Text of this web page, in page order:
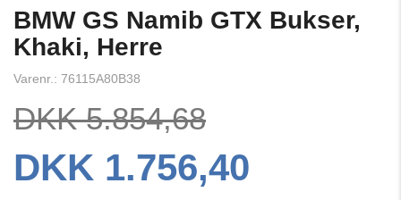
BMW GS Namib GTX Bukser,
Khaki, Herre
Varenr.: 76115A80B38
DKK 5.854,68
DKK 1.756,40